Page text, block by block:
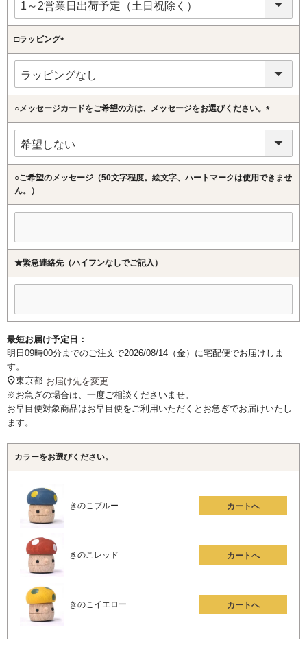
□ラッピング
(必
○メッセージカードをご希望の方は、メッセージをお選びください。
(必
○ご希望のメッセージ（50文字程度。絵文字、ハートマークは使用できませ
ん。）
★緊急連絡先（ハイフンなしでご記入）
最短お届け予定日：
明日09時00分 までのご注文で2026/08/14（金） に宅配便でお届けしま
す。
東京都 お届け先を変更
※お急ぎの場合は、一度ご相談くださいませ。
お早目便対象商品はお早目便をご利用いただくとお急ぎでお届けいたし
ます。
カラーをお選びください。
きのこブルー カートへ
きのこレッド カートへ
きのこイエロー カートへ